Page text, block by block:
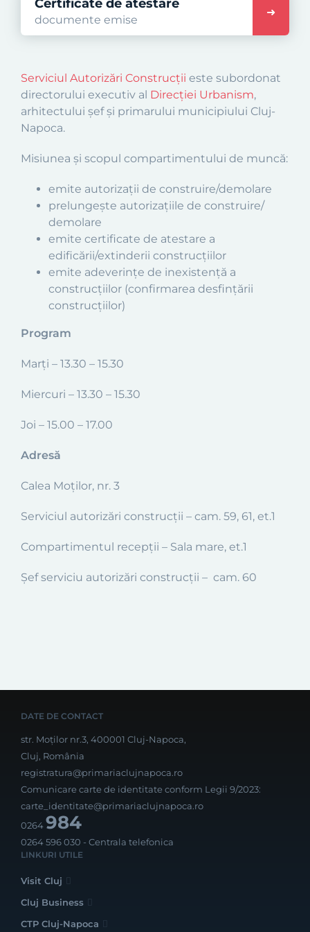
Certificate de atestare
documente emise
Serviciul Autorizări Construcții este subordonat
directorului executiv al Direcţiei Urbanism,
arhitectului şef şi primarului municipiului Cluj-
Napoca.
Misiunea şi scopul compartimentului de muncă:
emite autorizaţii de construire/demolare
prelungeşte autorizaţiile de construire/
demolare
emite certificate de atestare a
edificării/extinderii construcţiilor
emite adeverințe de inexistenţă a
construcţiilor (confirmarea desfințării
construcțiilor)
Program
Marţi – 13.30 – 15.30
Miercuri – 13.30 – 15.30
Joi – 15.00 – 17.00
Adresă
Calea Moților, nr. 3
Serviciul autorizări construcții – cam. 59, 61, et.1
Compartimentul recepții – Sala mare, et.1
Șef serviciu autorizări construcții – cam. 60
DATE DE CONTACT
str. Moților nr.3, 400001 Cluj-Napoca,
Cluj, România
registratura@primariaclujnapoca.ro
Comunicare carte de identitate conform Legii 9/2023:
carte_identitate@primariaclujnapoca.ro
0264984
0264 596 030 - Centrala telefonica
LINKURI UTILE
Visit Cluj
Cluj Business
CTP Cluj-Napoca